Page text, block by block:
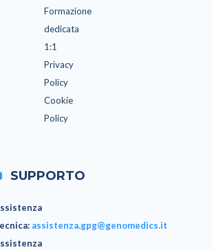
Formazione
dedicata
1:1
Privacy
Policy
Cookie
Policy
SUPPORTO
: assistenza.gpg@genomedics.it